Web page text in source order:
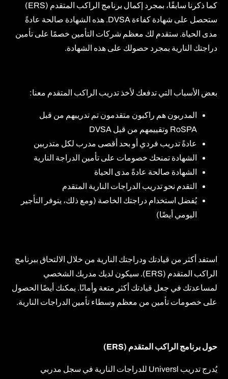
كما ذكرنا سابقًا، بمجرد إكمال برنامج الراكب المتقدم (ERS)
ستحصل على شهادة كفاءة DVSA. هذه الشهادة صالحة عادةً
مدى الحياة. ستقدم لك معظم شركات التأمين خصمًا على تأمين
دراجتك النارية بمجرد حصولك على هذه الشهادة.
بعض الأسباب التي تدفعك لأخذ تدريب الراكب المتقدم معنا:
المدربون هم راكبون متقدمون تم تدريبهم من قبل
RoSPA وتقييمهم من قبل DVSA
عادةً تدريب فردي أو بحد أقصى مدرب لكل متدربين
الشهادة تمنحك خصومات على تأمين الدراجة النارية
الشهادة صالحة عادةً مدى الحياة
التقدم نحو تدريب الدراجات النارية المتقدم
يُفضل استخدام دراجتك الخاصة (ومع ذلك، يتوفر التأجير
اليومي أيضًا)
استفد أكثر من قيادتك ودراجتك النارية من خلال الالتحاق ببرنامج
الراكب المتقدم (ERS). سيكون لديك مدربك الشخصي
لمساعدتك في جعل قيادتك أكثر متعة وأمانًا. يمكنك أيضًا الحصول
على خصومات تأمين من معظم وسطاء تأمين الدراجات النارية.
حول برنامج الراكب المتقدم (ERS)
يُدرج تدريب Universl للدراجات النارية في سجل مدربي